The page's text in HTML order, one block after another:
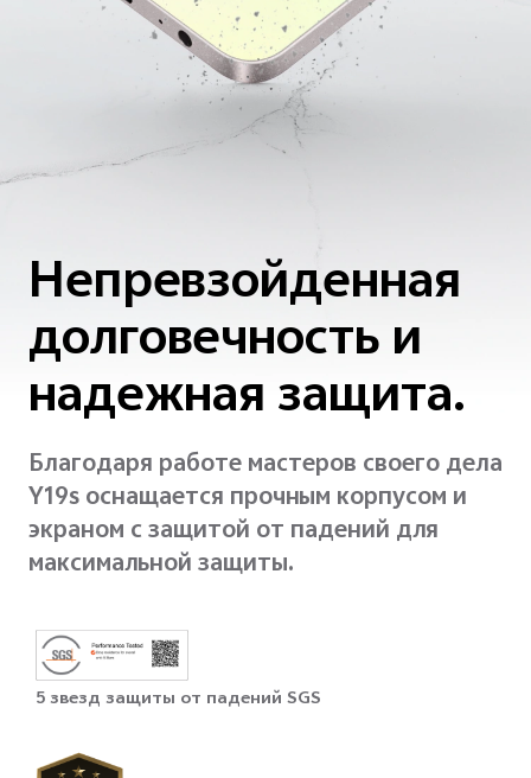
Непревзойденная
долговечность и
надежная защита.
Благодаря работе мастеров своего дела
Y19s оснащается прочным корпусом и
экраном с защитой от падений для
максимальной защиты.
5 звезд защиты от падений SGS